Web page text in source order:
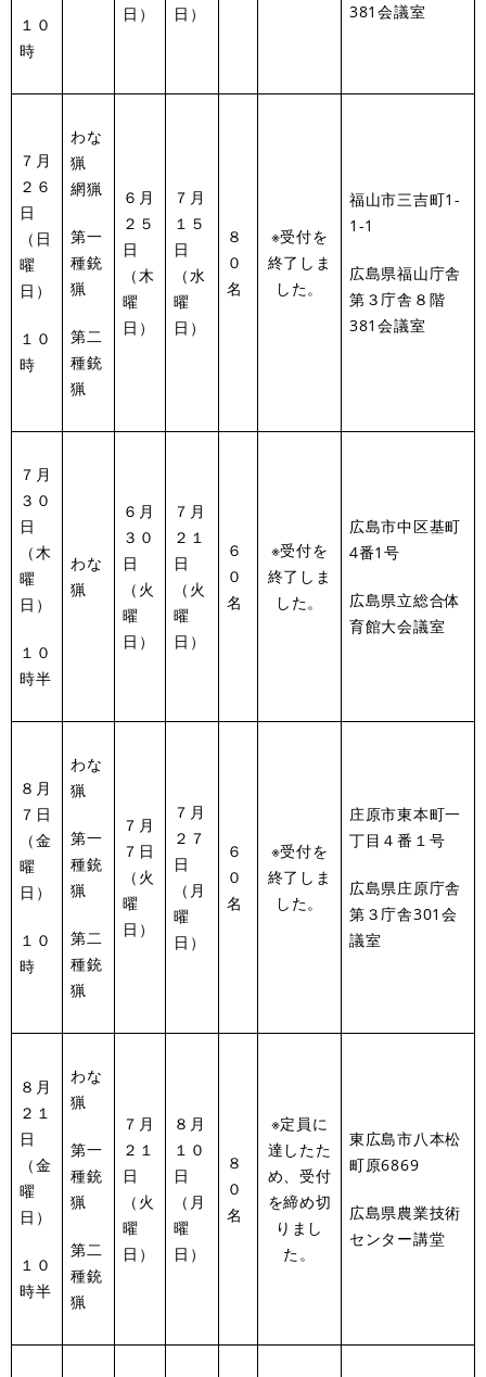
１０
時
日）
日）
381会議室
７月
２６
日
（日
曜
日）
１０
時
わな
猟
網猟
第一
種銃
猟
第二
種銃
猟
６月
２５
日
（木
曜
日）
７月
１５
日
（水
曜
日）
８
０
名
※受付を
終了しま
した。
福山市三吉町1-
1-1
広島県福山庁舎
第３庁舎８階
381会議室
７月
３０
日
（木
曜
日）
１０
時半
わな
猟
６月
３０
日
（火
曜
日）
７月
２１
日
（火
曜
日）
６
０
名
※受付を
終了しま
した。
広島市中区基町
4番1号
広島県立総合体
育館大会議室
８月
７日
（金
曜
日）
１０
時
わな
猟
第一
種銃
猟
第二
種銃
猟
７月
７日
（火
曜
日）
７月
２７
日
（月
曜
日）
６
０
名
※受付を
終了しま
した。
庄原市東本町一
丁目４番１号
広島県庄原庁舎
第３庁舎301会
議室
８月
２１
日
（金
曜
日）
１０
時半
わな
猟
第一
種銃
猟
第二
種銃
猟
７月
２１
日
（火
曜
日）
８月
１０
日
（月
曜
日）
８
０
名
※定員に
達したた
め、受付
を締め切
りまし
た。
東広島市八本松
町原6869
広島県農業技術
センター講堂